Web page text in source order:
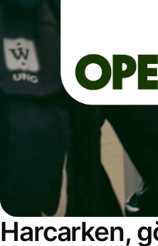
Harcarken,